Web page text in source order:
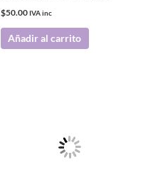
$50.00 IVA inc
Añadir al carrito